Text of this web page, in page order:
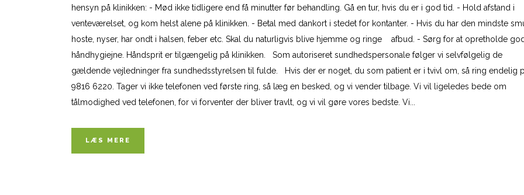
hensyn på klinikken: - Mød ikke tidligere end få minutter før behandling. Gå en tur, hvis du er i god tid. - Hold afstand i
venteværelset, og kom helst alene på klinikken. - Betal med dankort i stedet for kontanter. - Hvis du har den mindste
hoste, nyser, har ondt i halsen, feber etc. Skal du naturligvis blive hjemme og ringe afbud. - Sørg for at opretholde
håndhygiejne. Håndsprit er tilgængelig på klinikken. Som autoriseret sundhedspersonale følger vi selvfølgelig de
gældende vejledninger fra sundhedsstyrelsen til fulde. Hvis der er noget, du som patient er i tvivl om, så ring endelig
9816 6220. Tager vi ikke telefonen ved første ring, så læg en besked, og vi vender tilbage. Vi vil ligeledes bede om
tålmodighed ved telefonen, for vi forventer der bliver travlt, og vi vil gøre vores bedste. Vi...
LÆS MERE